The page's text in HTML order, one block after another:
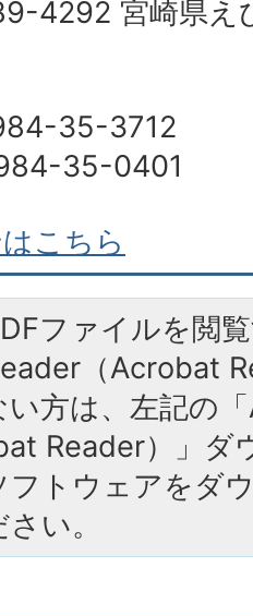
4292 宮崎県え
35-3712
35-0401
こちら
ファイルを閲
（Acrobat
方は、左記の
Reader）」ダ
フトウェアをダ
い。